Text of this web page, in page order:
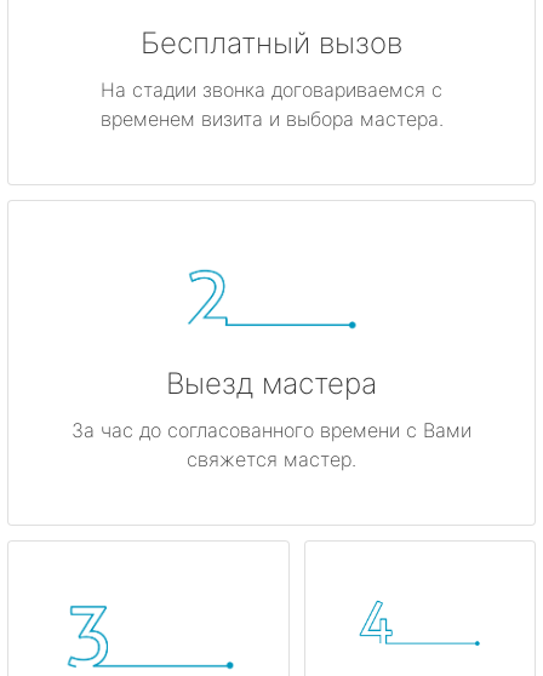
Бесплатный вызов
На стадии звонка договариваемся с
временем визита и выбора мастера.
Выезд мастера
За час до согласованного времени с Вами
свяжется мастер.